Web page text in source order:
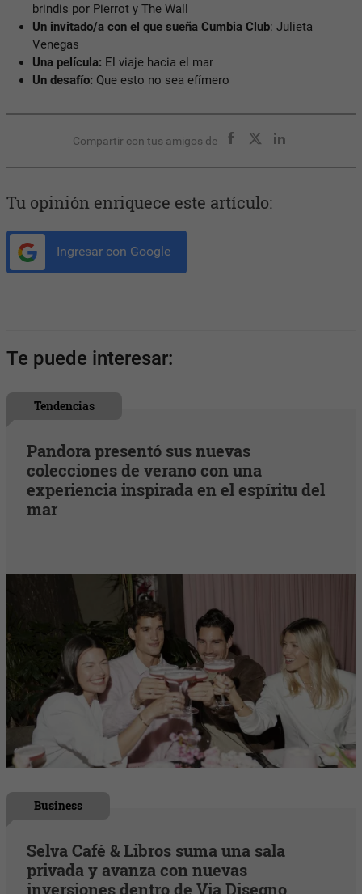
brindis por Pierrot y The Wall
Un invitado/a con el que sueña Cumbia Club: Julieta
Venegas
Una película: El viaje hacia el mar
Un desafío: Que esto no sea efímero
Compartir con tus amigos de
Tu opinión enriquece este artículo:
Ingresar con Google
Te puede interesar:
Tendencias
Pandora presentó sus nuevas
colecciones de verano con una
experiencia inspirada en el espíritu del
mar
Business
Selva Café & Libros suma una sala
privada y avanza con nuevas
inversiones dentro de Via Disegno